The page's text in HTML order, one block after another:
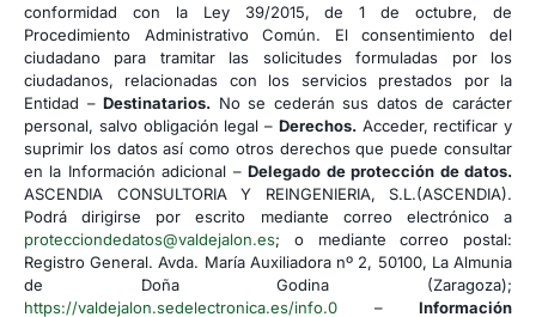
conformidad con la Ley 39/2015, de 1 de octubre, de
Procedimiento Administrativo Común. El consentimiento del
ciudadano para tramitar las solicitudes formuladas por los
ciudadanos, relacionadas con los servicios prestados por la
Entidad –Destinatarios. No se cederán sus datos de carácter
personal, salvo obligación legal – Derechos.Acceder, rectificar y
suprimir los datos así como otros derechos que puede consultar
en la Información adicional –Delegado de protección de datos.
ASCENDIA CONSULTORIA Y REINGENIERIA, S.L.(ASCENDIA).
Podrá dirigirse por escrito mediante correo electrónico a
protecciondedatos@valdejalon.es; o mediante correo postal:
Registro General. Avda. María Auxiliadora nº 2, 50100, La Almunia
de Doña Godina (Zaragoza);
https://valdejalon.sedelectronica.es/info.0 – Información